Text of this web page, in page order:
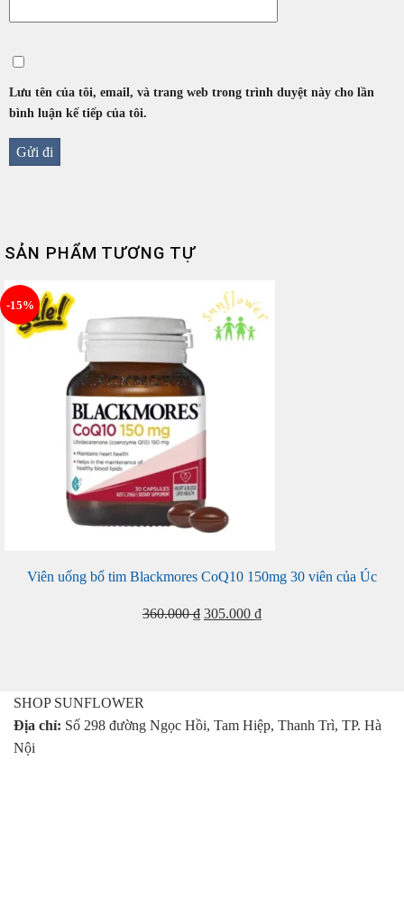
Lưu tên của tôi, email, và trang web trong trình duyệt này cho lần
bình luận kế tiếp của tôi.
SẢN PHẨM TƯƠNG TỰ
-15%
Viên uống bổ tim Blackmores CoQ10 150mg 30 viên của Úc
360.000₫ Giá
305.000 ₫Giá
SHOP SUNFLOWER
Địa chỉ: Số 298 đường Ngọc Hồi, Tam Hiệp, Thanh Trì, TP. Hà
Nội